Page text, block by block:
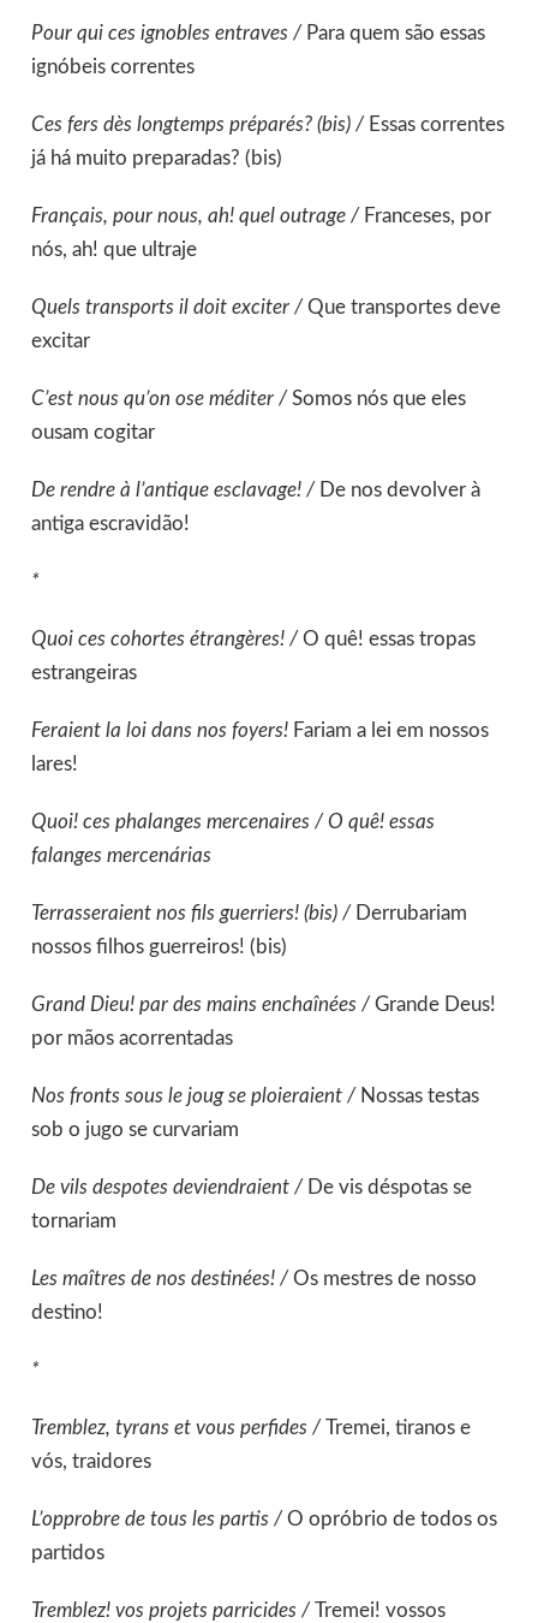
Pour qui ces ignobles entraves / Para quem são essas
ignóbeis correntes
Ces fers dès longtemps préparés? (bis) / Essas correntes
já há muito preparadas? (bis)
Français, pour nous, ah! quel outrage / Franceses, por
nós, ah! que ultraje
Quels transports il doit exciter / Que transportes deve
excitar
C’est nous qu’on ose méditer / Somos nós que eles
ousam cogitar
De rendre à l’antique esclavage! / De nos devolver à
antiga escravidão!
*
Quoi ces cohortes étrangères! / O quê! essas tropas
estrangeiras
Feraient la loi dans nos foyers! Fariam a lei em nossos
lares!
Quoi! ces phalanges mercenaires / O quê! essas
falanges mercenárias
Terrasseraient nos fils guerriers! (bis) / Derrubariam
nossos filhos guerreiros! (bis)
Grand Dieu! par des mains enchaînées / Grande Deus!
por mãos acorrentadas
Nos fronts sous le joug se ploieraient / Nossas testas
sob o jugo se curvariam
De vils despotes deviendraient / De vis déspotas se
tornariam
Les maîtres de nos destinées! / Os mestres de nosso
destino!
*
Tremblez, tyrans et vous perfides / Tremei, tiranos e
vós, traidores
L’opprobre de tous les partis / O opróbrio de todos os
partidos
Tremblez! vos projets parricides / Tremei! vossos